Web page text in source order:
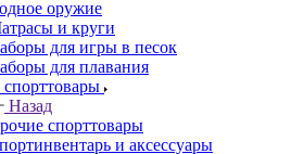
оружие
и круги
для игры в песок
для плавания
Назад
спорттовары
и аксессуары